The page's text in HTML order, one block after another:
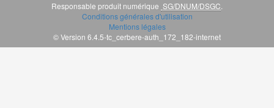
Responsable produit numérique SG/DNUM/DSGC
Conditions générales d'utilisation
Mentions légales
© Version 6.4.5-tc_cerbere-auth_172_182-internet